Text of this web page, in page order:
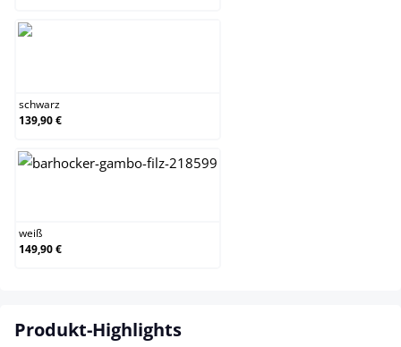
schwarz
139,90 €
weiß
149,90 €
Produkt-Highlights